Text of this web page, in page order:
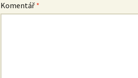
Komentář *